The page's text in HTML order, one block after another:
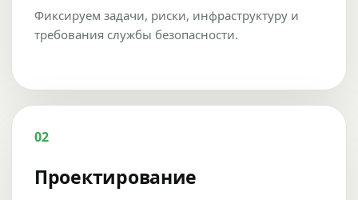
Фиксируем задачи, риски, инфраструктуру и
требования службы безопасности.
02
Проектирование